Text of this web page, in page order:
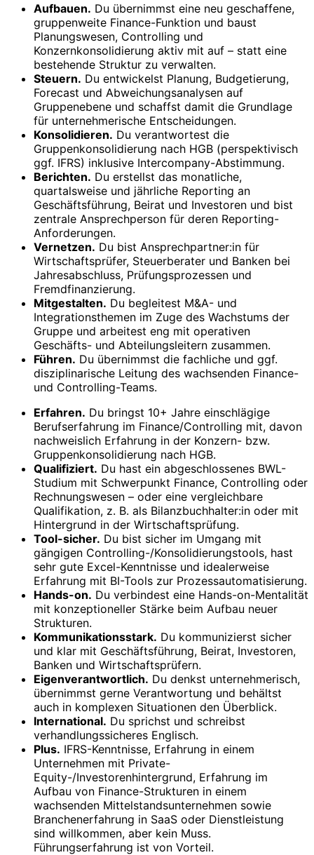
Aufbauen. Du übernimmst eine neu geschaffene,
gruppenweite Finance-Funktion und baust
Planungswesen, Controlling und
Konzernkonsolidierung aktiv mit auf – statt eine
bestehende Struktur zu verwalten.
Steuern. Du entwickelst Planung, Budgetierung,
Forecast und Abweichungsanalysen auf
Gruppenebene und schaffst damit die Grundlage
für unternehmerische Entscheidungen.
Konsolidieren. Du verantwortest die
Gruppenkonsolidierung nach HGB (perspektivisch
ggf. IFRS) inklusive Intercompany-Abstimmung.
Berichten. Du erstellst das monatliche,
quartalsweise und jährliche Reporting an
Geschäftsführung, Beirat und Investoren und bist
zentrale Ansprechperson für deren Reporting-
Anforderungen.
Vernetzen. Du bist Ansprechpartner:in für
Wirtschaftsprüfer, Steuerberater und Banken bei
Jahresabschluss, Prüfungsprozessen und
Fremdfinanzierung.
Mitgestalten. Du begleitest M&A- und
Integrationsthemen im Zuge des Wachstums der
Gruppe und arbeitest eng mit operativen
Geschäfts- und Abteilungsleitern zusammen.
Führen. Du übernimmst die fachliche und ggf.
disziplinarische Leitung des wachsenden Finance-
und Controlling-Teams.
Erfahren. Du bringst 10+ Jahre einschlägige
Berufserfahrung im Finance/Controlling mit, davon
nachweislich Erfahrung in der Konzern- bzw.
Gruppenkonsolidierung nach HGB.
Qualifiziert. Du hast ein abgeschlossenes BWL-
Studium mit Schwerpunkt Finance, Controlling oder
Rechnungswesen – oder eine vergleichbare
Qualifikation, z. B. als Bilanzbuchhalter:in oder mit
Hintergrund in der Wirtschaftsprüfung.
Tool-sicher. Du bist sicher im Umgang mit
gängigen Controlling-/Konsolidierungstools, hast
sehr gute Excel-Kenntnisse und idealerweise
Erfahrung mit BI-Tools zur Prozessautomatisierung.
Hands-on. Du verbindest eine Hands-on-Mentalität
mit konzeptioneller Stärke beim Aufbau neuer
Strukturen.
Kommunikationsstark. Du kommunizierst sicher
und klar mit Geschäftsführung, Beirat, Investoren,
Banken und Wirtschaftsprüfern.
Eigenverantwortlich. Du denkst unternehmerisch,
übernimmst gerne Verantwortung und behältst
auch in komplexen Situationen den Überblick.
International. Du sprichst und schreibst
verhandlungssicheres Englisch.
Plus. IFRS-Kenntnisse, Erfahrung in einem
Unternehmen mit Private-
Equity-/Investorenhintergrund, Erfahrung im
Aufbau von Finance-Strukturen in einem
wachsenden Mittelstandsunternehmen sowie
Branchenerfahrung in SaaS oder Dienstleistung
sind willkommen, aber kein Muss.
Führungserfahrung ist von Vorteil.